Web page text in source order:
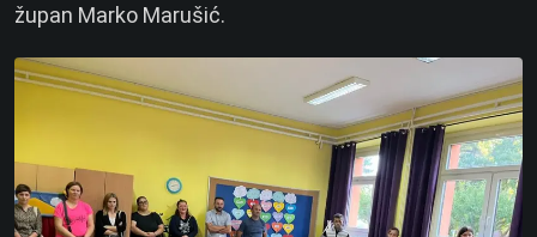
župan Marko Marušić.